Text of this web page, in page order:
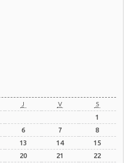
J V S
1
6 7
8
13 14
15
20 21
22